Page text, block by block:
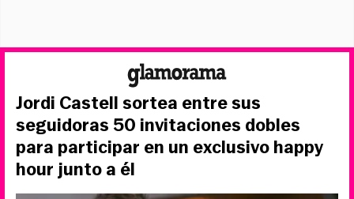
Jordi Castell sortea entre sus
seguidoras 50 invitaciones dobles
para participar en un exclusivo happy
hour junto a él